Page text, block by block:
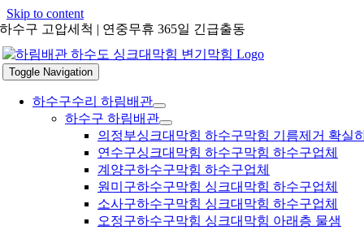
Skip to content
하수구 고압세척 | 연중무휴 365일 긴급출동
Toggle Navigation
하수구수리 하림배관
하수구 하림배관
의정부싱크대막힘 하수구막힘 기름제거 확실
연수구싱크대막힘 하수구막힘 하수구업체
계양구하수구막힘 하수구업체
원미구하수구막힘 싱크대막힘 하수구업체
소사구하수구막힘 싱크대막힘 하수구업체
오정구하수구막힘 싱크대막힘 아래층 물샘